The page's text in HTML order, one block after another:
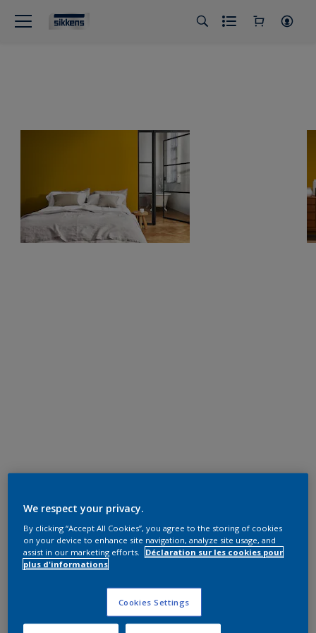
We respect your privacy.
By clicking “Accept All Cookies”, you agree to the storing of cookies
on your device to enhance site navigation, analyze site usage, and
assist in our marketing efforts.
Déclaration sur les cookies pour
plus d'informations
Cookies Settings